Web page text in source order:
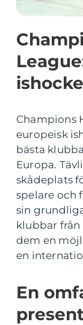
Champions
europeisk
bästa
Europa.
skådeplats
spelare och
sin
klubbar från
dem en
en
En